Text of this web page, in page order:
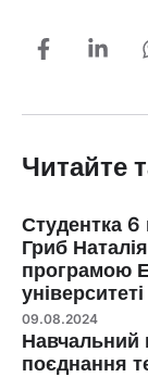
Читайте
Студентка 6
Гриб
програмою
09.08.2024
Навчальний
поєднання